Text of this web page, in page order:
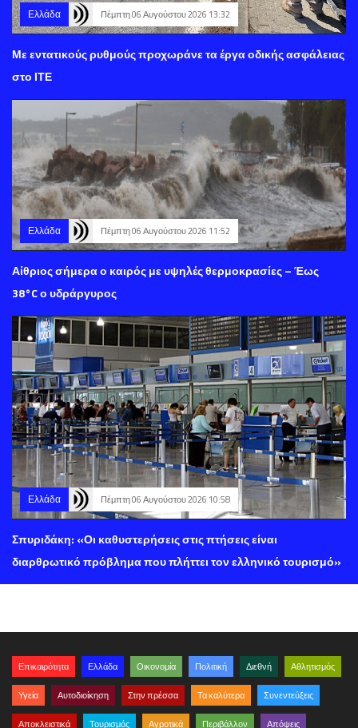
Ελλάδα Πέμπτη 06 Αυγούστου 2026 13:32
Με εντατικούς ρυθμούς προχωράνε τα έργα οδικής ασφάλειας
στο ΙΤΕ
Ελλάδα Πέμπτη 06 Αυγούστου 2026 11:52
Αίθριος σήμερα ο καιρός με υψηλές θερμοκρασίες – Έως
38°C ο υδράργυρος
Ελλάδα Πέμπτη 06 Αυγούστου 2026 10:58
Σπυριδάκη: «Οι καθυστερήσεις στις πτήσεις είναι
διαρθρωτικό πρόβλημα που πλήττει τον ελληνικό τουρισμό»
Επικαιρότητα Ελλάδα Οικονομία Πολιτική Διεθνή Αθλητισμός
Υγεία Αυτοδιοίκηση Στην πρέσσα Τα καλύτερα Συνεντεύξεις
Αποκλειστικά Τουρισμός Αγροτικά Περιβάλλον Απόψεις